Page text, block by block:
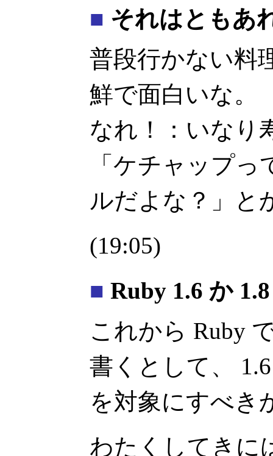
■ それはともあ
普段行かない料
鮮で面白いな。
なれ！：いなり
「ケチャップ
ルだよな？」と
(19:05)
■ Ruby 1.6 か
これから Ruby
書くとして、
を対象にすべき
わたくしてきに